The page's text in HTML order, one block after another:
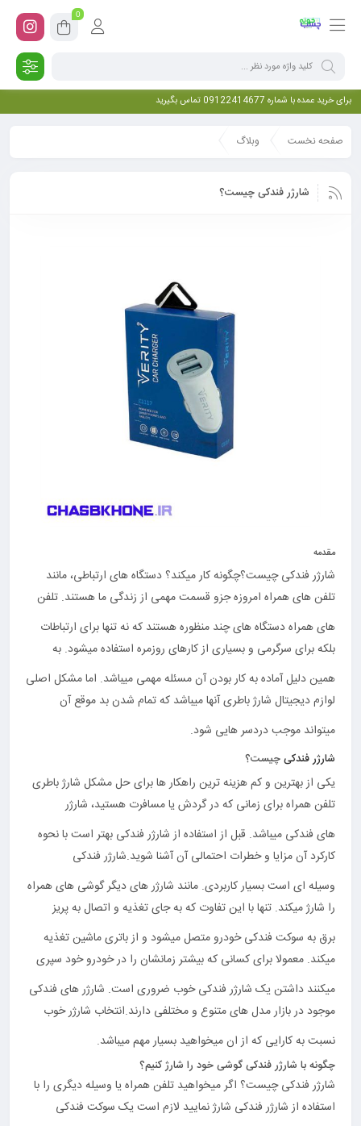
0
برای خرید عمده با شماره 09122414677 تماس بگیرید
صفحه نخست وبلاگ
شارژر فندکی چیست؟
مقدمه
شارژر فندکی چیست؟چگونه کار میکند؟ دستگاه های ارتباطی، مانند
تلفن های همراه امروزه جزو قسمت مهمی از زندگی ما هستند. تلفن
های همراه دستگاه های چند منظوره هستند که نه تنها برای ارتباطات
بلکه برای سرگرمی و بسیاری از کارهای روزمره استفاده میشود. به
همین دلیل آماده به کار بودن آن مسئله مهمی میباشد. اما مشکل اصلی
لوازم دیجیتال شارژ باطری آنها میباشد که تمام شدن بد موقع آن
میتواند موجب دردسر هایی شود.
شارژر فندکیچیست؟
یکی از بهترین و کم هزینه ترین راهکار ها برای حل مشکل شارژ باطری
تلفن همراه برای زمانی که در گردش یا مسافرت هستید، شارژر
های فندکی میباشد. قبل از استفاده از شارژر فندکی بهتر است با نحوه
کارکرد آن مزایا و خطرات احتمالی آن آشنا شوید.شارژر فندکی
وسیله ای است بسیار کاربردی. مانند شارژر های دیگر گوشی های همراه
را شارژ میکند. تنها با این تفاوت که به جای تغذیه و اتصال به پریز
برق به سوکت فندکی خودرو متصل میشود و از باتری ماشین تغذیه
میکند. معمولا برای کسانی که بیشتر زمانشان را در خودرو خود سپری
میکنند داشتن یک شارژر فندکی خوب ضروری است. شارژر های فندکی
موجود در بازار مدل های متنوع و مختلفی دارند.انتخاب شارژر خوب
نسبت به کارایی که از ان میخواهید بسیار مهم میباشد.
چگونه با شارژر فندکی گوشی خود را شارژ کنیم؟
شارژر فندکی چیست؟ اگر میخواهید تلفن همراه یا وسیله دیگری را با
استفاده از شارژر فندکی شارژ نمایید لازم است یک سوکت فندکی